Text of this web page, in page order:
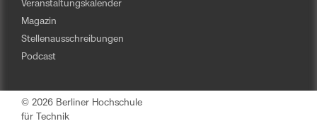
Veranstaltungskalender
Magazin
Stellenausschreibungen
Podcast
© 2026 Berliner Hochschule
für Technik